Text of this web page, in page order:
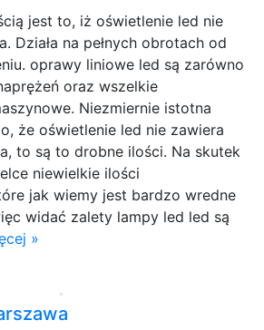
jest to, iż oświetlenie led nie
Działa na pełnych obrotach od
oprawy liniowe led są zarówno
oraz wszelkie
Niezmiernie istotna
że oświetlenie led nie zawiera
to są to drobne ilości. Na skutek
niewielkie ilości
jak wiemy jest bardzo wredne
widać zalety lampy led led są
»